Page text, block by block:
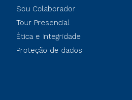
Sou Colaborador
Tour Presencial
Ética e Integridade
Proteção de dados